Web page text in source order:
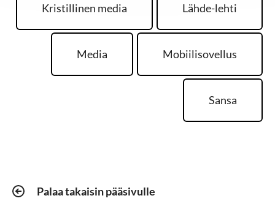
Kristillinen media Lähde-lehti
Media Mobiilisovellus
Sansa
Palaa takaisin pääsivulle